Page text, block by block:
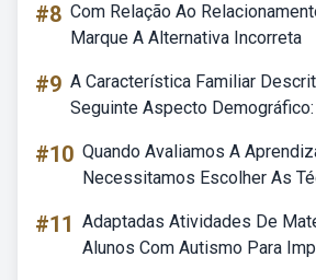
#8 Com Relação Ao
Marque A Alternativa Incorreta
#9 A Característica Familiar
Seguinte Aspecto Demográfico:
#10 Quando Avaliamos A
Necessitamos Escolher As
#11 Adaptadas Atividades De
Alunos Com Autismo Para